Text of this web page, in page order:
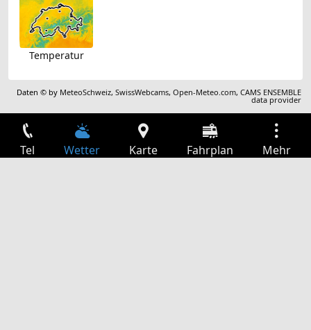
Temperatur
Daten © by MeteoSchweiz,SwissWebcams,Open-Meteo.com,CAMS ENSEMBLE
data provider
Tel Wetter Karte Fahrplan Mehr